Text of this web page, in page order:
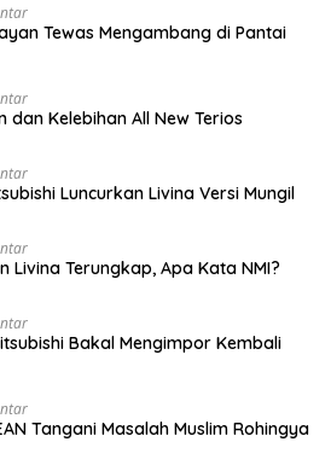
Tewas Mengambang di Pantai
dan Kelebihan All New Terios
Luncurkan Livina Versi Mungil
Livina Terungkap, Apa Kata NMI?
Bakal Mengimpor Kembali
Tangani Masalah Muslim Rohingya